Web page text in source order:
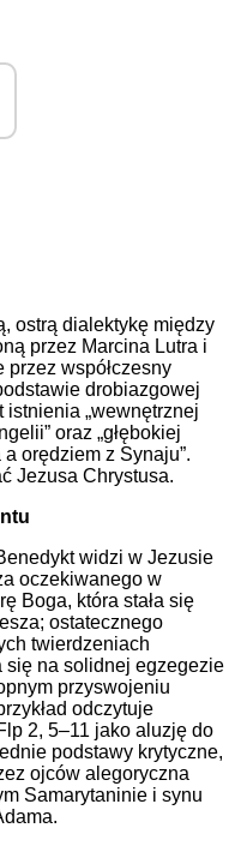
ostrą dialektykę między
przez Marcina Lutra i
współczesny
drobiazgowej
istnienia „wewnętrznej
oraz „głębokiej
orędziem z Synaju”.
Jezusa Chrystusa.
widzi w Jezusie
oczekiwanego w
Boga, która stała się
ostatecznego
twierdzeniach
się na solidnej egzegezie
przyswojeniu
odczytuje
2, 5–11 jako aluzję do
podstawy krytyczne,
ojców alegoryczna
Samarytaninie i synu